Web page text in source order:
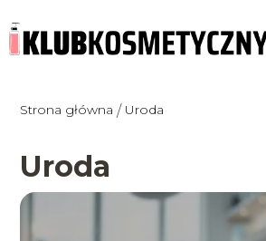
Strona główna / Uroda
Uroda